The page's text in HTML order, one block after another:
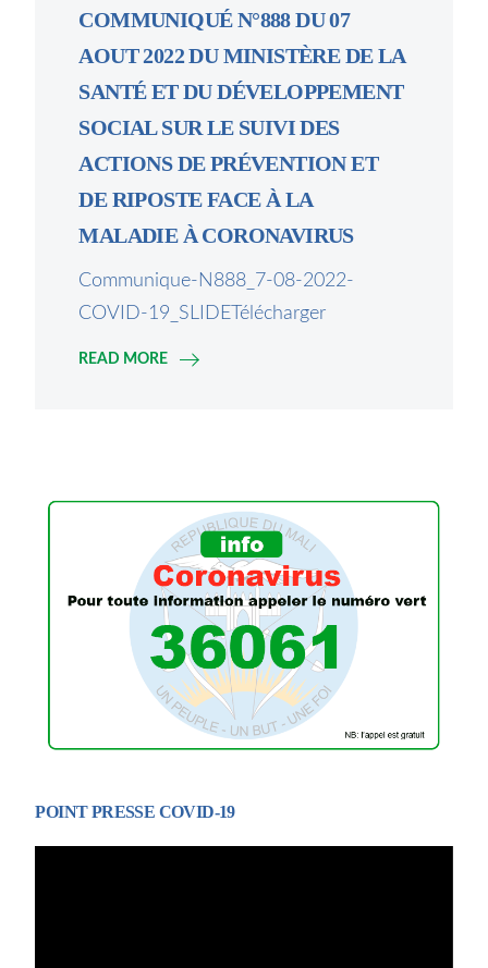
COMMUNIQUÉ N°888 DU 07
AOUT 2022 DU MINISTÈRE DE LA
SANTÉ ET DU DÉVELOPPEMENT
SOCIAL SUR LE SUIVI DES
ACTIONS DE PRÉVENTION ET
DE RIPOSTE FACE À LA
MALADIE À CORONAVIRUS
Communique-N888_7-08-2022-
COVID-19_SLIDETélécharger
READ MORE
POINT PRESSE COVID-19